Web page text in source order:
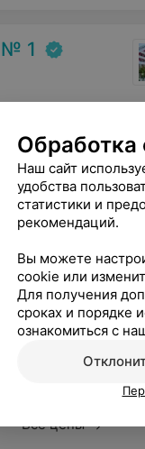
№ 1
Все цены
позитивной атмосфере. Спасибо и успехов по жизни Вам, Ирина
Все цены
Обработка
Наш сайт
удобства
статистики и
рекомендаций.
Вы можете
cookie или
Для получения
сроках и порядке
ознакомиться с